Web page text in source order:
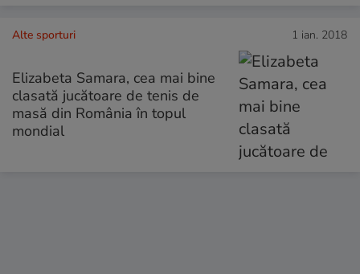
Alte sporturi 1 ian. 2018
Elizabeta Samara, cea mai bine
clasată jucătoare de tenis de
masă din România în topul
mondial